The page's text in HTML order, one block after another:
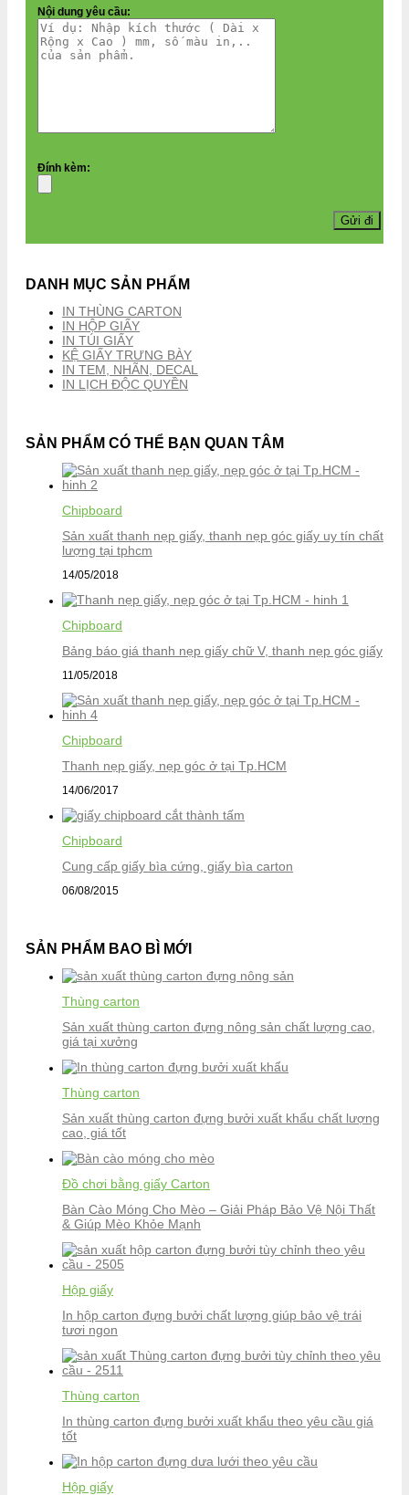
Nội dung yêu cầu:
Đính kèm:
DANH MỤC SẢN PHẨM
IN THÙNG CARTON
IN HỘP GIẤY
IN TÚI GIẤY
KỆ GIẤY TRƯNG BÀY
IN TEM, NHÃN, DECAL
IN LỊCH ĐỘC QUYỀN
SẢN PHẨM CÓ THỂ BẠN QUAN TÂM
Chipboard
Sản xuất thanh nẹp giấy, thanh nẹp góc giấy uy tín chất
lượng tại tphcm
14/05/2018
Chipboard
Bảng báo giá thanh nẹp giấy chữ V, thanh nẹp góc giấy
11/05/2018
Chipboard
Thanh nẹp giấy, nẹp góc ở tại Tp.HCM
14/06/2017
Chipboard
Cung cấp giấy bìa cứng, giấy bìa carton
06/08/2015
SẢN PHẨM BAO BÌ MỚI
Thùng carton
Sản xuất thùng carton đựng nông sản chất lượng cao,
giá tại xưởng
Thùng carton
Sản xuất thùng carton đựng bưởi xuất khẩu chất lượng
cao, giá tốt
Đồ chơi bằng giấy Carton
Bàn Cào Móng Cho Mèo – Giải Pháp Bảo Vệ Nội Thất
& Giúp Mèo Khỏe Mạnh
Hộp giấy
In hộp carton đựng bưởi chất lượng giúp bảo vệ trái
tươi ngon
Thùng carton
In thùng carton đựng bưởi xuất khẩu theo yêu cầu giá
tốt
Hộp giấy